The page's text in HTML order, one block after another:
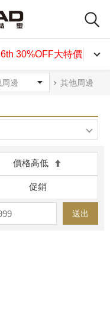
30%OFF大特價🔥
其他周邊
價格高低
促銷
送出